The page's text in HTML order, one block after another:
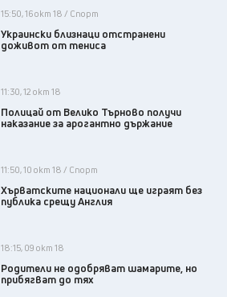
15:50, 16 окт 18 / Спорт
Украински близнаци отстранени
доживот от тениса
11:30, 12 окт 18
Полицай от Велико Търново получи
наказание за арогантно държание
11:50, 10 окт 18 / Спорт
Хърватските национали ще играят без
публика срещу Англия
18:15, 09 окт 18
Родители не одобряват шамарите, но
прибягват до тях